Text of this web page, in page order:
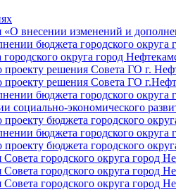
внесении изменений и
бюджета городского округа
округа город
решения Совета ГО г.
решения Совета ГО
бюджета городского округа
экономического
бюджета городского
бюджета городского округа
бюджета городского
городского округа город
городского округа город
городского округа город